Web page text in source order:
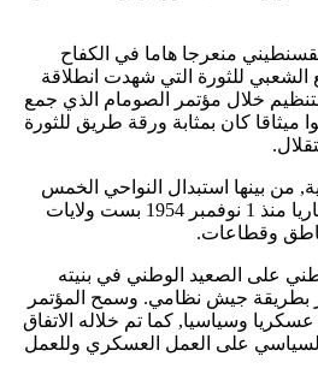
منعرجا هاما في الكفاح
للثورة التي شهدت انطلاقة
خلال مؤتمر الصومام الذي جمع
ميثاقا كان بمثابة ورقة طريق للثورة
من بينها استبدال النواحي الخمس
حسب التقسيم الذي كان ساريا منذ 1 نوفمبر 1954 بست ولايات
وقطاعات.
على الصعيد الوطني في بنيته
بطريقة جيش نظامي. وسمح المؤتمر
عسكريا وسياسيا, كما تم خلاله الاتفاق
السياسي على العمل العسكري وللعمل